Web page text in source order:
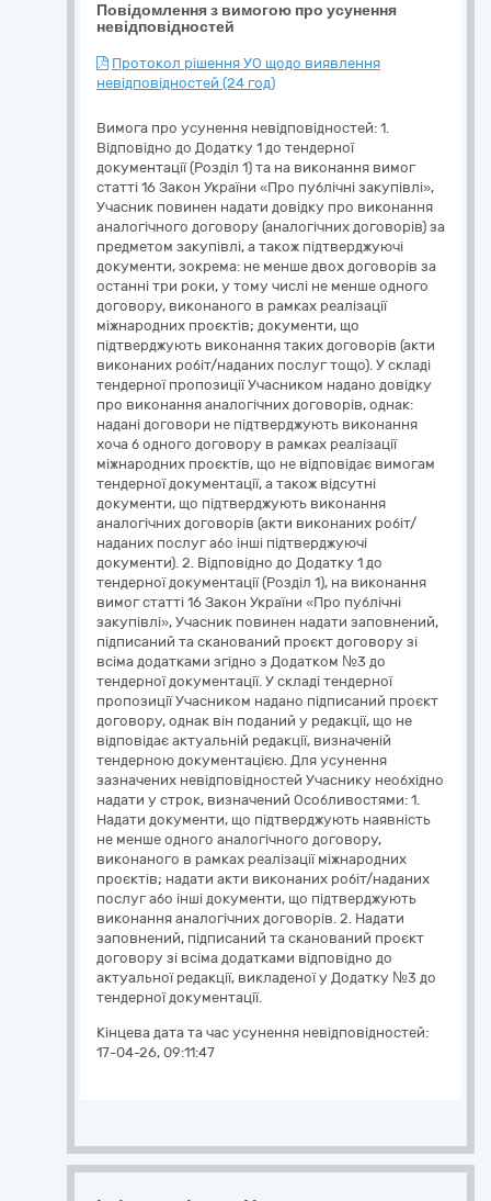
Повідомлення з вимогою про усунення
невідповідностей
Протокол рішення УО щодо виявлення
невідповідностей (24 год)
Вимога про усунення невідповідностей: 1.
Відповідно до Додатку 1 до тендерної
документації (Розділ 1) та на виконання вимог
статті 16 Закон України «Про публічні закупівлі»,
Учасник повинен надати довідку про виконання
аналогічного договору (аналогічних договорів) за
предметом закупівлі, а також підтверджуючі
документи, зокрема: не менше двох договорів за
останні три роки, у тому числі не менше одного
договору, виконаного в рамках реалізації
міжнародних проєктів; документи, що
підтверджують виконання таких договорів (акти
виконаних робіт/наданих послуг тощо). У складі
тендерної пропозиції Учасником надано довідку
про виконання аналогічних договорів, однак:
надані договори не підтверджують виконання
хоча б одного договору в рамках реалізації
міжнародних проєктів, що не відповідає вимогам
тендерної документації, а також відсутні
документи, що підтверджують виконання
аналогічних договорів (акти виконаних робіт/
наданих послуг або інші підтверджуючі
документи). 2. Відповідно до Додатку 1 до
тендерної документації (Розділ 1), на виконання
вимог статті 16 Закон України «Про публічні
закупівлі», Учасник повинен надати заповнений,
підписаний та сканований проєкт договору зі
всіма додатками згідно з Додатком №3 до
тендерної документації. У складі тендерної
пропозиції Учасником надано підписаний проєкт
договору, однак він поданий у редакції, що не
відповідає актуальній редакції, визначеній
тендерною документацією. Для усунення
зазначених невідповідностей Учаснику необхідно
надати у строк, визначений Особливостями: 1.
Надати документи, що підтверджують наявність
не менше одного аналогічного договору,
виконаного в рамках реалізації міжнародних
проєктів; надати акти виконаних робіт/наданих
послуг або інші документи, що підтверджують
виконання аналогічних договорів. 2. Надати
заповнений, підписаний та сканований проєкт
договору зі всіма додатками відповідно до
актуальної редакції, викладеної у Додатку №3 до
тендерної документації.
Кінцева дата та час усунення невідповідностей:
17-04-26, 09:11:47